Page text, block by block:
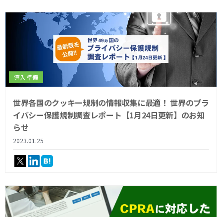
導入準備
世界各国のクッキー規制の情報収集に最適！ 世界のプラ
イバシー保護規制調査レポート【1月24日更新】のお知
らせ
2023.01.25